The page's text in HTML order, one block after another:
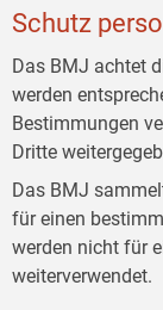
Schutz
Das BMJ achtet
werden
Bestimmungen
Dritte
Das BMJ
für einen
werden nicht für
weiterverwendet.